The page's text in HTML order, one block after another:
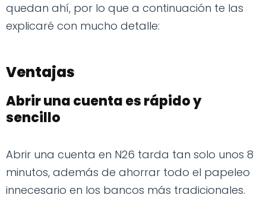
quedan ahí, por lo que a continuación te las
explicaré con mucho detalle:
Ventajas
Abrir una cuenta es rápido y
sencillo
Abrir una cuenta en N26 tarda tan solo unos 8
minutos, además de ahorrar todo el papeleo
innecesario en los bancos más tradicionales.